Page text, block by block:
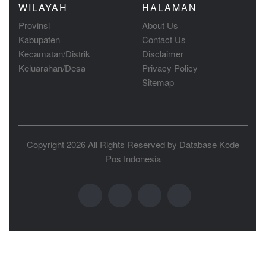
WILAYAH
Provinsi
Kabupaten
Kecamatan/Distrik
Keluarahan/Desa
HALAMAN
About Us
Contact Us
Disclaimer
Privacy Policy
Sitemap
Copyright 2026 All Rights Reserved by Database Kode
Pos Indonesia